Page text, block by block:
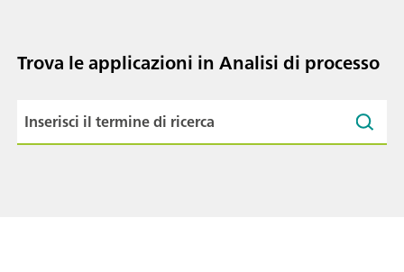
Trova le applicazioni in Analisi di processo